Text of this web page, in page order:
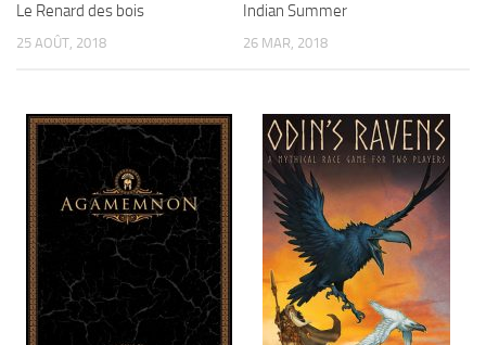
Le Renard des bois
25 AOÛT, 2018
Indian Summer
26 MAR, 2018